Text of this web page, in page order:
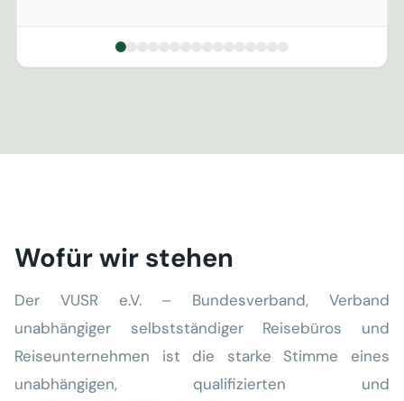
Wofür wir stehen
Der VUSR e.V. – Bundesverband, Verband
unabhängiger selbstständiger Reisebüros und
Reiseunternehmen ist die starke Stimme eines
unabhängigen, qualifizierten und